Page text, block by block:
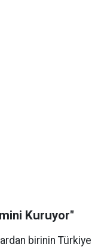
Kuruyor"
birinin Türkiye